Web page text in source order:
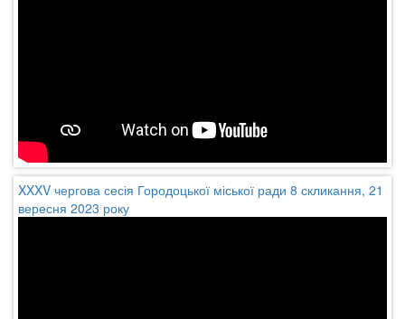
XXXV чергова сесія Городоцької міської ради 8 скликання, 21
вересня 2023 року